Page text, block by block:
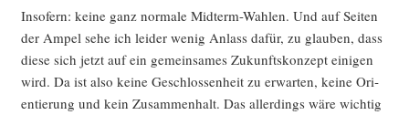
Inso­fern: kei­ne ganz nor­ma­le Mid­term-Wah­len. Und auf Sei­ten
der Ampel sehe ich lei­der wenig Anlass dafür, zu glau­ben, dass
die­se sich jetzt auf ein gemein­sa­mes Zukunfts­kon­zept eini­gen
wird. Da ist also kei­ne Geschlos­sen­heit zu erwar­ten, kei­ne Ori­
en­tie­rung und kein Zusam­men­halt. Das aller­dings wäre wich­tig